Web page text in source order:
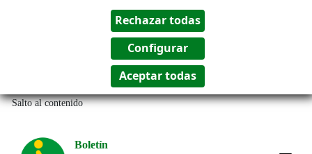
Salto al contenido
Boletín